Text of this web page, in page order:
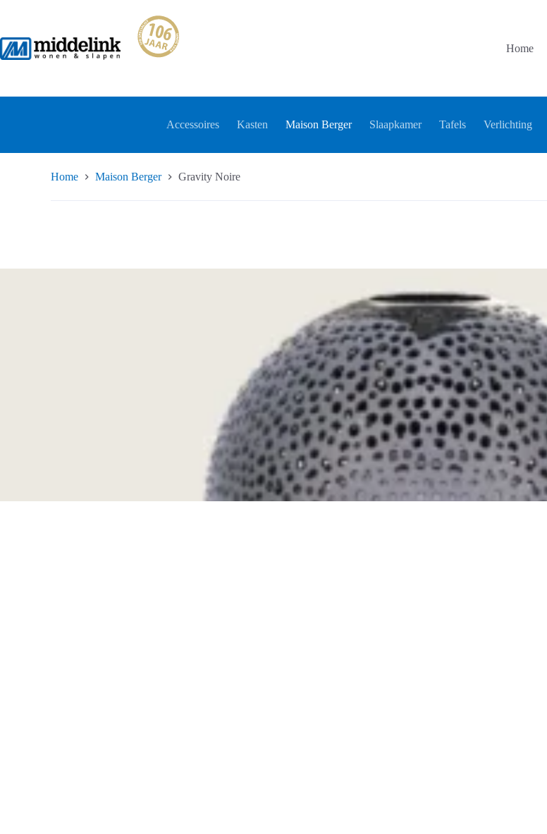
inhoud
Home
Accessoires Kasten Maison Berger Slaapkamer Tafels Verlichting
Home Maison Berger Gravity Noire